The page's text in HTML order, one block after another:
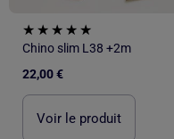
Chino slim L38 +2m
22,00 €
Voir le produit